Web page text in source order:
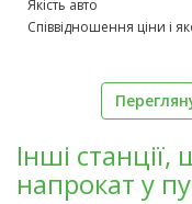
Якість авто
Співвідношення ціни і
Інші
напрокат у